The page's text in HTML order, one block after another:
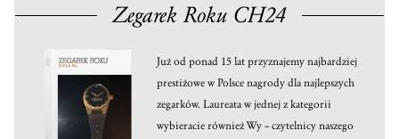
Zegarek Roku CH24
Już od ponad 15 lat przyznajemy najbardziej
prestiżowe w Polsce nagrody dla najlepszych
zegarków. Laureata w jednej z kategorii
wybieracie również Wy – czytelnicy naszego